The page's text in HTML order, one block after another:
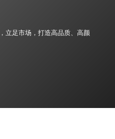
立足市场，打造高品质、高颜